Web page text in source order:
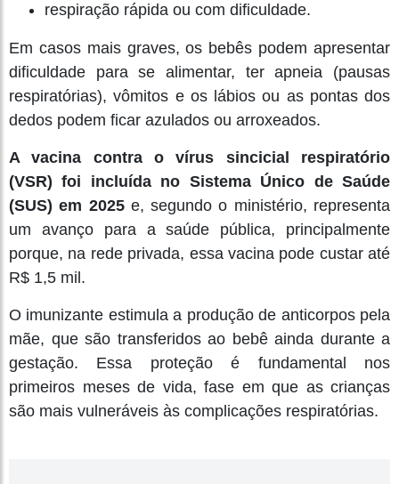
respiração rápida ou com dificuldade.
Em casos mais graves, os bebês podem apresentar
dificuldade para se alimentar, ter apneia (pausas
respiratórias), vômitos e os lábios ou as pontas dos
dedos podem ficar azulados ou arroxeados.
A vacina contra o vírus sincicial respiratório
(VSR) foi incluída no Sistema Único de Saúde
(SUS) em 2025 e, segundo o ministério, representa
um avanço para a saúde pública, principalmente
porque, na rede privada, essa vacina pode custar até
R$ 1,5 mil.
O imunizante estimula a produção de anticorpos pela
mãe, que são transferidos ao bebê ainda durante a
gestação. Essa proteção é fundamental nos
primeiros meses de vida, fase em que as crianças
são mais vulneráveis às complicações respiratórias.